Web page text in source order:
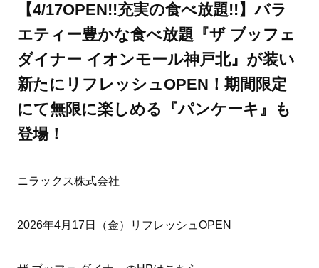
ママとパパに贈る「ジェンダーレ
【4/17OPEN!!充実の食べ放題!!】バラ
エティー豊かな食べ放題『ザ ブッフェ
ダイナー イオンモール神戸北』が装い
新たにリフレッシュOPEN！期間限定
にて無限に楽しめる『パンケーキ』も
登場！
ニラックス株式会社
2026年4月17日（金）リフレッシュOPEN